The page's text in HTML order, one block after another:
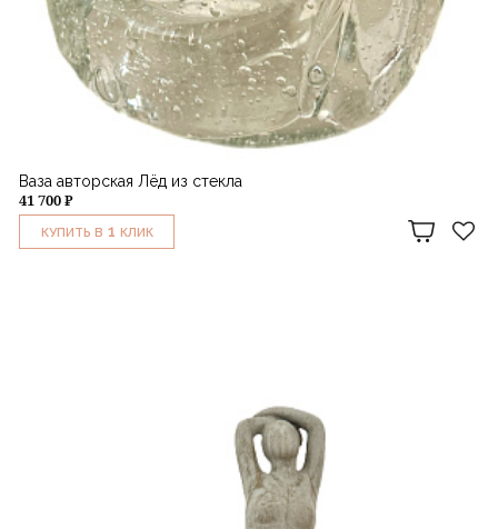
Ваза авторская Лёд из стекла
41 700 ₽
КУПИТЬ В 1 КЛИК